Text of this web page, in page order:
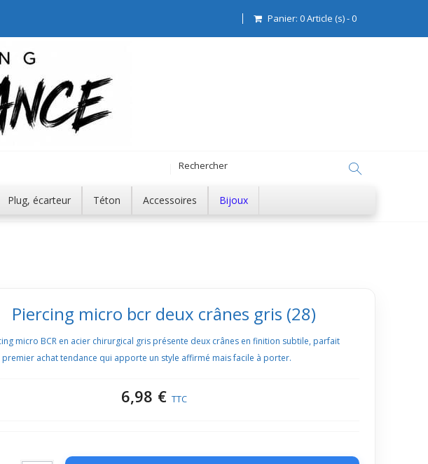
Panier: 0Article (s)-0
Plug, écarteur Téton Accessoires Bijoux
Piercing micro bcr deux crânes gris (28)
micro BCR en acier chirurgical gris présente deux crânes en finition subtile, parfait
achat tendance qui apporte un style affirmé mais facile à porter.
6,98 € TTC